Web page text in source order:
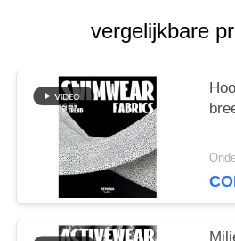
SITEMAP
PRIVACY
POLICY
vergelijkbare